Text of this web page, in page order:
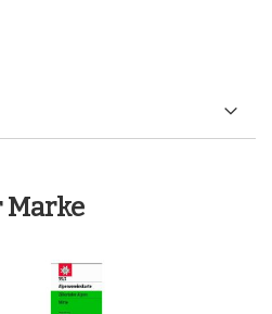
Marke